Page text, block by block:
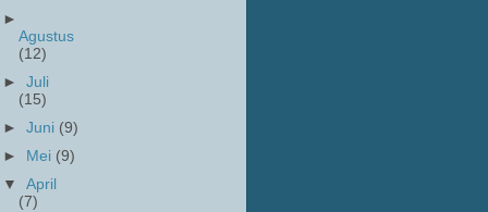
►
Agustus
(12)
►Juli
(15)
►Juni (9)
►
Mei (9)
▼April
(7)